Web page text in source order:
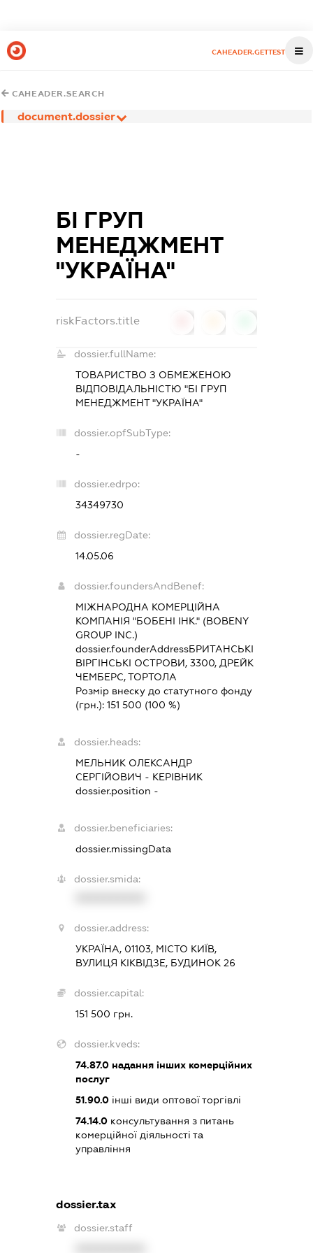
CAHEADER.GETTEST
CAHEADER.SEARCH
document.dossier
БІ ГРУП
МЕНЕДЖМЕНТ
"УКРАЇНА"
riskFactors.title
dossier.fullName:
ТОВАРИСТВО З ОБМЕЖЕНОЮ
ВІДПОВІДАЛЬНІСТЮ "БІ ГРУП
МЕНЕДЖМЕНТ "УКРАЇНА"
dossier.opfSubType:
-
dossier.edrpo:
34349730
dossier.regDate:
14.05.06
dossier.foundersAndBenef:
МІЖНАРОДНА КОМЕРЦІЙНА
КОМПАНІЯ "БОБЕНІ ІНК." (BOBENY
GROUP INC.)
dossier.founderAddressБРИТАНСЬКІ
ВІРГІНСЬКІ ОСТРОВИ, 3300, ДРЕЙК
ЧЕМБЕРС, ТОРТОЛА
Розмір внеску до статутного фонду
(грн.):151 500 (100 %)
dossier.heads:
МЕЛЬНИК ОЛЕКСАНДР
СЕРГІЙОВИЧ - КЕРІВНИК
dossier.position -
dossier.beneficiaries:
dossier.missingData
dossier.smida:
dossier.address:
УКРАЇНА, 01103, МІСТО КИЇВ,
ВУЛИЦЯ КІКВІДЗЕ, БУДИНОК 26
dossier.capital:
151 500 грн.
dossier.kveds:
74.87.0 надання інших комерційних
послуг
51.90.0 інші види оптової торгівлі
74.14.0 консультування з питань
комерційної діяльності та
управління
dossier.tax
dossier.staff